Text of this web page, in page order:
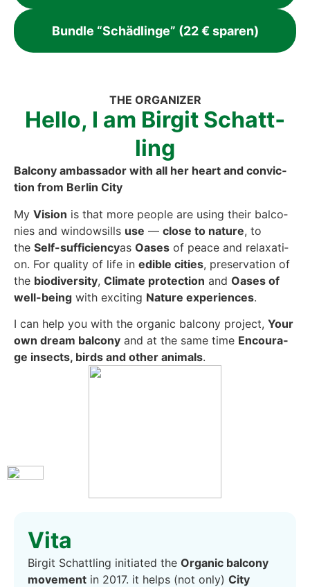
Bund­le “Schäd­lin­ge” (22 € spa­ren)
THE ORGA­NI­ZER
Hel­lo, I am Bir­git Schatt­
ling
Bal­c­o­ny ambassa­dor with all her heart and con­vic­
tion from Ber­lin City
My Visi­on is that more peo­p­le are using their bal­co­
nies and win­dows­ills use — clo­se to natu­re, to
the Self-suf­fi­ci­en­cyas Oases of peace and rela­xa­ti­
on. For qua­li­ty of life in edi­ble cities, pre­ser­va­ti­on of
the bio­di­ver­si­ty, Cli­ma­te pro­tec­tion and Oases of
well-being with exci­ting Natu­re expe­ri­en­ces.
I can help you with the orga­nic bal­c­o­ny pro­ject, Your
own dream bal­c­o­ny and at the same time Encou­ra­
ge insects, birds and other ani­mals.
Vita
Bir­git Schatt­ling initia­ted the Orga­nic bal­c­o­ny
move­ment in 2017. it helps (not only) City